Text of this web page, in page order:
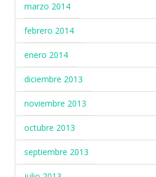
marzo 2014
febrero 2014
enero 2014
diciembre 2013
noviembre 2013
octubre 2013
septiembre 2013